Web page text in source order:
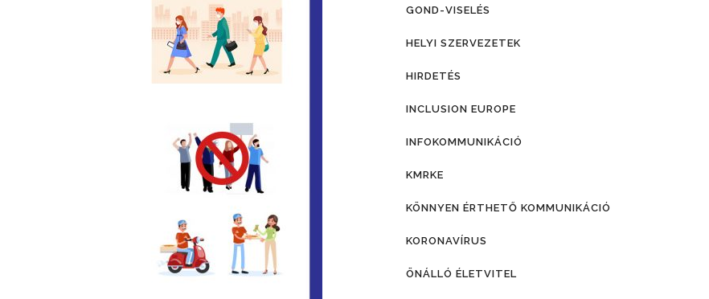
GOND-VISELÉS
HELYI SZERVEZETEK
HIRDETÉS
INCLUSION EUROPE
INFOKOMMUNIKÁCIÓ
KMRKE
KÖNNYEN ÉRTHETŐ KOMMUNIKÁCIÓ
KORONAVÍRUS
ÖNÁLLÓ ÉLETVITEL